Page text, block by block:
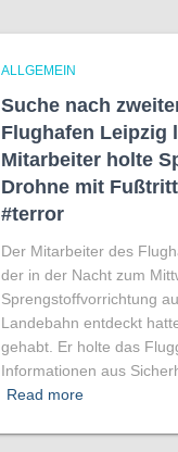
ALLGEMEIN
Suche nach
Flughafen Leipzig
Mitarbeiter holte
Drohne mit
#terror
Der Mitarbeiter des
der in der Nacht zum
Sprengstoffvorrichtung
Landebahn entdeckt
gehabt. Er holte das
Informationen aus
Read more